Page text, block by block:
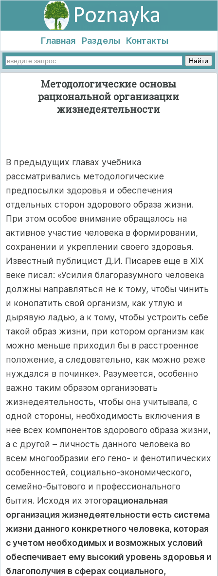
Главная Разделы Контакты
Методологические основы
рациональной организации
жизнедеятельности
В предыдущих главах учебника
рассматривались методологические
предпосылки здоровья и обеспечения
отдельных сторон здорового образа жизни.
При этом особое внимание обращалось на
активное участие человека в формировании,
сохранении и укреплении своего здоровья.
Известный публицист Д.И. Писарев еще в XIX
веке писал: «Усилия благоразумного человека
должны направляться не к тому, чтобы чинить
и конопатить свой организм, как утлую и
дырявую ладью, а к тому, чтобы устроить себе
такой образ жизни, при котором организм как
можно меньше приходил бы в расстроенное
положение, а следовательно, как можно реже
нуждался в починке». Разумеется, особенно
важно таким образом организовать
жизнедеятельность, чтобы она учитывала, с
одной стороны, необходимость включения в
нее всех компонентов здорового образа жизни,
а с другой – личность данного человека во
всем многообразии его гено- и фенотипических
особенностей, социально-экономического,
семейно-бытового и профессионального
бытия. Исходя их этогорациональная
организация жизнедеятельности есть система
жизни данного конкретного человека, которая
с учетом необходимых и возможных условий
обеспечивает ему высокий уровень здоровья и
благополучия в сферах социального,